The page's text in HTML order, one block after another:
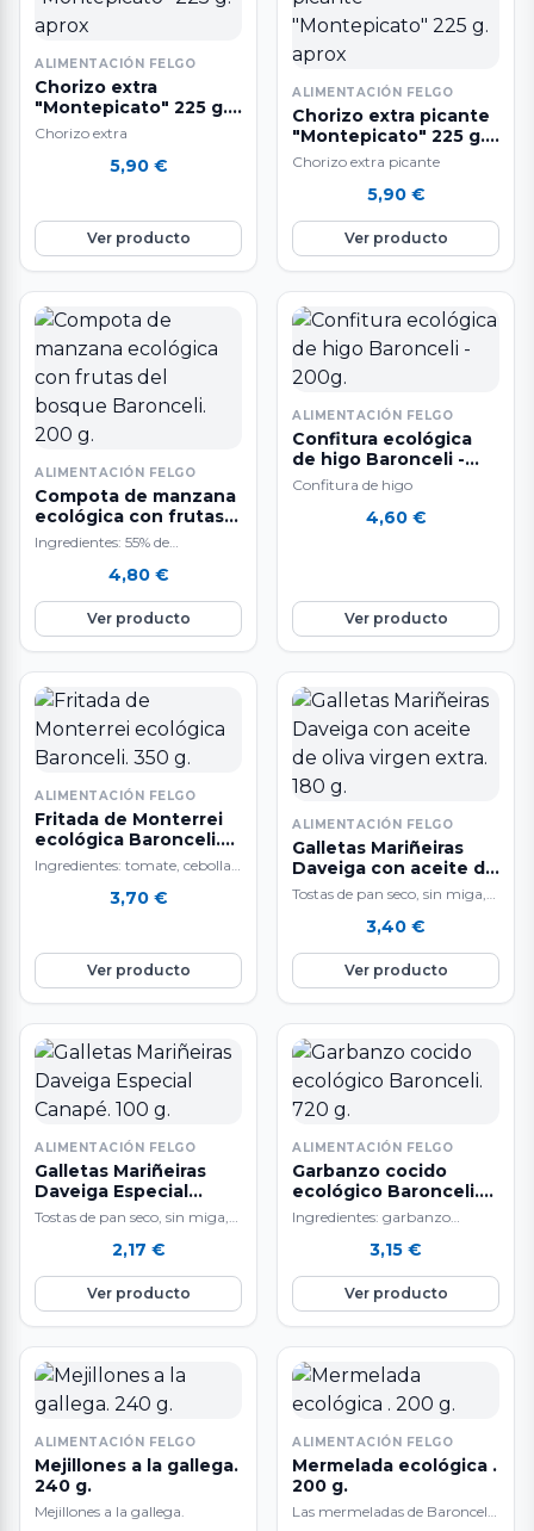
ALIMENTACIÓN FELGO
Chorizo extra
"Montepicato" 225 g.
aprox
Chorizo extra
5,90 €
Ver producto
ALIMENTACIÓN FELGO
Chorizo extra picante
"Montepicato" 225 g.
aprox
Chorizo extra picante
5,90 €
Ver producto
ALIMENTACIÓN FELGO
Compota de manzana
ecológica con frutas
del bosque Baronceli.
200 g.
Ingredientes: 55% de
10% de mora, 5% de grosella, y
20%…
4,80 €
Ver producto
ALIMENTACIÓN FELGO
Confitura ecológica
de higo Baronceli -
200g.
Confitura de higo
4,60 €
Ver producto
ALIMENTACIÓN FELGO
Fritada de Monterrei
ecológica Baronceli.
350 g.
Ingredientes: tomate, cebolla,
berenjena, aceite de oliva
3,70 €
Ver producto
ALIMENTACIÓN FELGO
Galletas Mariñeiras
Daveiga con aceite de
oliva virgen extra. 180
Tostas de pan seco, sin miga,
utilizaban los marineros
para…
3,40 €
Ver producto
ALIMENTACIÓN FELGO
Galletas Mariñeiras
Daveiga Especial
Canapé. 100 g.
Tostas de pan seco, sin miga,
utilizaban los marineros
para…
2,17 €
Ver producto
ALIMENTACIÓN FELGO
Garbanzo cocido
ecológico Baronceli.
720 g.
Ingredientes: garbanzo
Baronceli está especializada
en elaborar conservas de…
3,15 €
Ver producto
ALIMENTACIÓN FELGO
Mejillones a la gallega.
240 g.
Mejillones a la gallega.
ALIMENTACIÓN FELGO
Mermelada ecológica .
200 g.
Las mermeladas de Baronceli